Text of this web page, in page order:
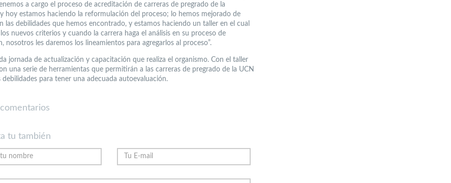
a cargo el proceso de acreditación de carreras de pregrado de la
hoy estamos haciendo la reformulación del proceso; lo hemos mejorado de
las debilidades que hemos encontrado, y estamos haciendo un taller en el cual
nuevos criterios y cuando la carrera haga el análisis en su proceso de
nosotros les daremos los lineamientos para agregarlos al proceso”.
jornada de actualización y capacitación que realiza el organismo. Con el taller
una serie de herramientas que permitirán a las carreras de pregrado de la UCN
debilidades para tener una adecuada autoevaluación.
tu también